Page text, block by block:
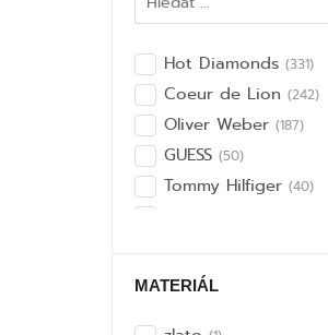
Hot Diamonds (331)
Coeur de Lion (242)
Oliver Weber (187)
GUESS (50)
Tommy Hilfiger (40)
Friedrich Lederwaren
MATERIÁL